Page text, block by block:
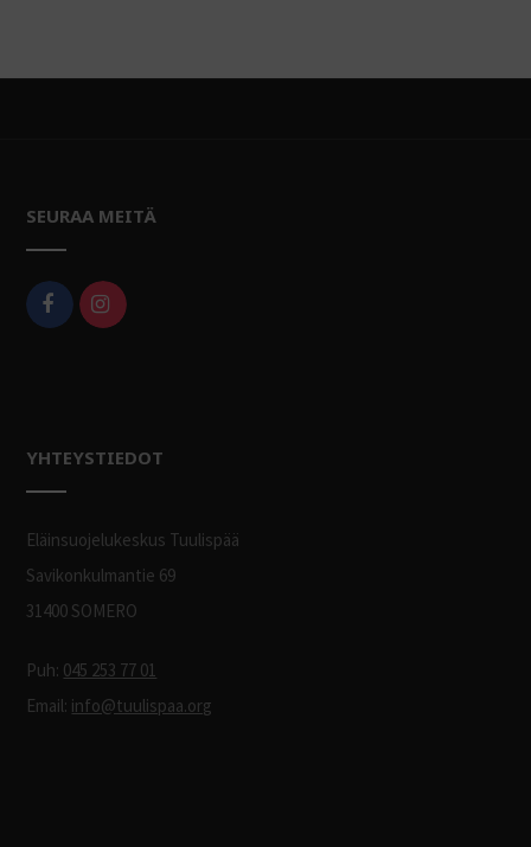
SEURAA MEITÄ
YHTEYSTIEDOT
Eläinsuojelukeskus Tuulispää
Savikonkulmantie 69
31400 SOMERO
Puh: 045 253 77 01
Email: info@tuulispaa.org